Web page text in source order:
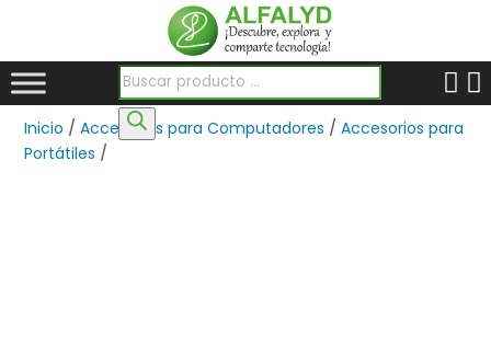
Búsqueda de productos
Inicio /Accesorios para Computadores /Accesorios para
Portátiles /